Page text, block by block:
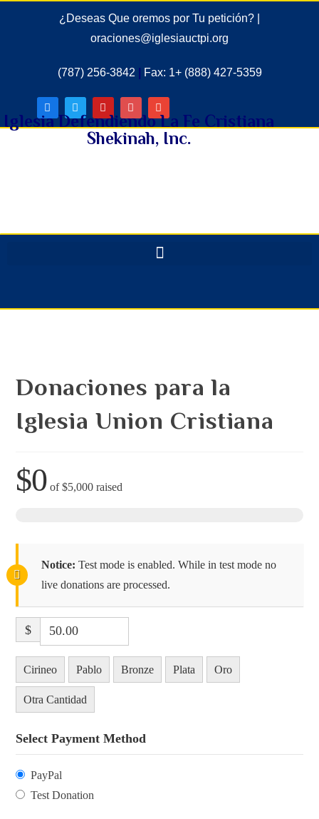
¿Deseas Que oremos por Tu petición? |
oraciones@iglesiauctpi.org
(787) 256-3842 Fax: 1+ (888) 427-5359
Iglesia Defendiendo La Fe Cristiana
Shekinah, Inc.
Donaciones para la
Iglesia Union Cristiana
$0 of$5,000 raised
Notice: Test mode is enabled. While in test mode no
live donations are processed.
$
Cirineo Pablo Bronze Plata Oro
Otra Cantidad
Select Payment Method
PayPal
Test Donation